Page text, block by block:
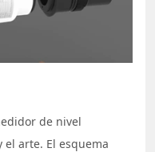
de nivel
arte. El esquema